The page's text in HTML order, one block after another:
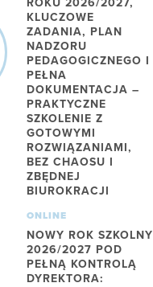
ROKU 2026/2027,
KLUCZOWE
ZADANIA, PLAN
NADZORU
PEDAGOGICZNEGO I
PEŁNA
DOKUMENTACJA –
PRAKTYCZNE
SZKOLENIE Z
GOTOWYMI
ROZWIĄZANIAMI,
BEZ CHAOSU I
ZBĘDNEJ
BIUROKRACJI
ONLINE
NOWY ROK SZKOLNY
2026/2027 POD
PEŁNĄ KONTROLĄ
DYREKTORA: